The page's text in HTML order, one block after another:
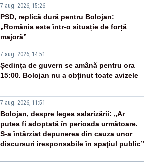
7 aug. 2026, 15:26
PSD, replică dură pentru Bolojan:
„România este într-o situație de forță
majoră”
7 aug. 2026, 14:51
Ședința de guvern se amână pentru ora
15:00. Bolojan nu a obținut toate avizele
7 aug. 2026, 11:51
Bolojan, despre legea salarizării: „Ar
putea fi adoptată în perioada următoare.
S-a întârziat depunerea din cauza unor
discursuri iresponsabile în spaţiul public”